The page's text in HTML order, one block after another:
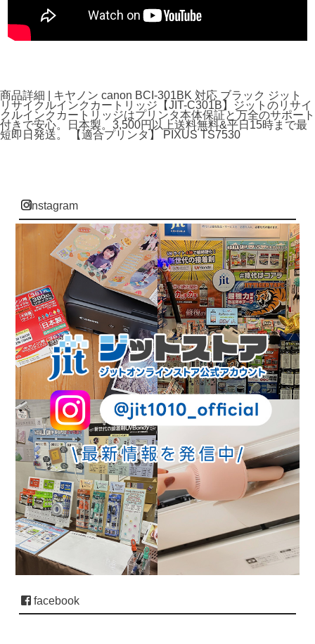
商品詳細 | キヤノン canon BCI-301BK 対応 ブラック ジット
リサイクルインクカートリッジ【JIT-C301B】ジットのリサイ
クルインクカートリッジはプリンタ本体保証と万全のサポート
付きで安心。日本製。3,500円以上送料無料&平日15時まで最
短即日発送。 【適合プリンタ】 PIXUS TS7530
instagram
facebook